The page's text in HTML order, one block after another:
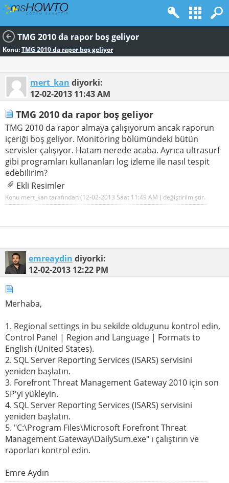
TMG 2010 da rapor boş geliyor
Konu:TMG 2010 da rapor boş geliyor
mert_kan diyorki:
12-02-2013 11:43 AM
TMG 2010 da rapor boş geliyor
TMG 2010 da rapor almaya çalışıyorum ancak raporun
içeriği boş geliyor. Monitoring bölümündeki bütün
servisler çalışıyor. Hatam nerede acaba. Ayrıca ultrasurf
gibi programları kullananları log izleme ile nasıl tespit
edebilirim?
Ekli Resimler
Konu mert_kan tarafından (12-02-2013 Saat 11:49 AM ) değiştirilmiştir.
emreaydin diyorki:
12-02-2013 12:22 PM
Merhaba,
1. Regional settings in bu sekilde oldugunu kontrol edin,
Control Panel | Region and Language | Formats to
English (United States).
2. SQL Server Reporting Services (ISARS) servisini
yeniden başlatın.
3. Forefront Threat Management Gateway 2010 için son
SP'yi yükleyin.
4. SQL Server Reporting Services (ISARS) servisini
yeniden başlatın.
5. "C:\Program Files\Microsoft Forefront Threat
Management Gateway\DailySum.exe" ı çalıştırın ve
raporları kontrol edin.
Emre Aydın